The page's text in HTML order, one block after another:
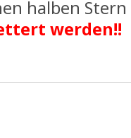
halben
werden!!